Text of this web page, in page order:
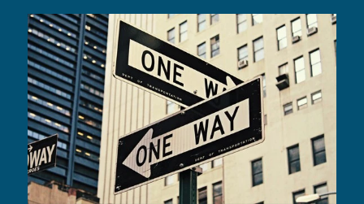
Wir sind Ihr erfahrener Partner und kümmern uns
um alles – von der kostenlosen Erstberatung bis
zum reibungslosen Notartermin.